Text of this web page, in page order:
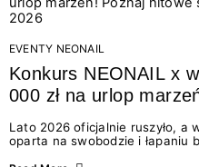
NEONAIL łączy siły z marką
na styku jedzenia i piękna....
EVENTY NEONAIL
Konkurs NEONAIL x
000 zł na urlop
Lato 2026 oficjalnie ruszyło, a
oparta na swobodzie i łapaniu